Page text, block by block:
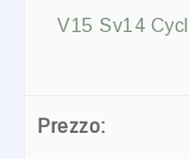
V15 Sv14